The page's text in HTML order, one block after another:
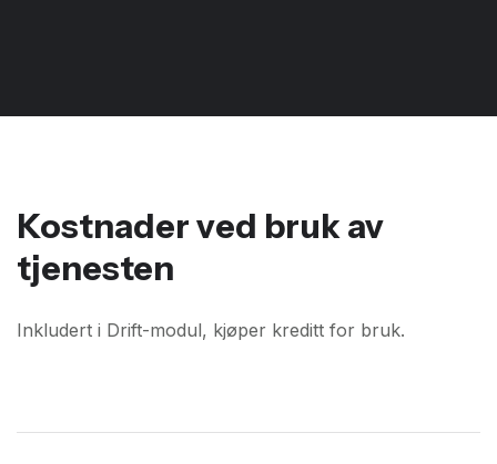
Kostnader ved bruk av
tjenesten
Inkludert i Drift-modul, kjøper kreditt for bruk.